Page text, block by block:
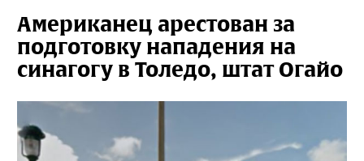
Американец арестован за
подготовку нападения на
синагогу в Толедо, штат Огайо